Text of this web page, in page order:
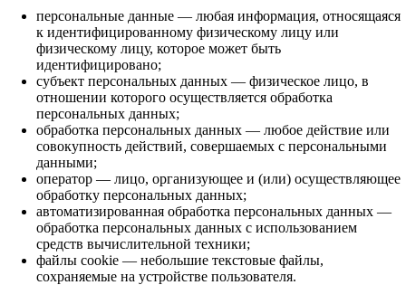
персональные данные — любая информация, относящаяся
к идентифицированному физическому лицу или
физическому лицу, которое может быть
идентифицировано;
субъект персональных данных — физическое лицо, в
отношении которого осуществляется обработка
персональных данных;
обработка персональных данных — любое действие или
совокупность действий, совершаемых с персональными
данными;
оператор — лицо, организующее и (или) осуществляющее
обработку персональных данных;
автоматизированная обработка персональных данных —
обработка персональных данных с использованием
средств вычислительной техники;
файлы cookie — небольшие текстовые файлы,
сохраняемые на устройстве пользователя.